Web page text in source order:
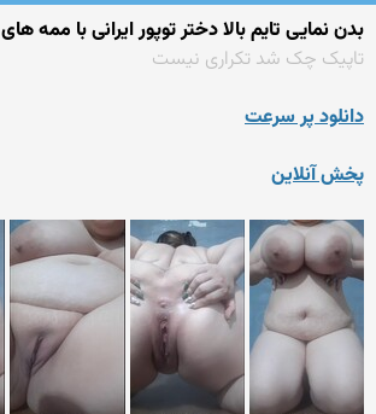
بدن نمایی تایم بالا دختر توپور ایرانی با ممه های 95 فول سفید
تاپیک چک شد تکراری نیست
دانلود پر سرعت
پخش آنلاین